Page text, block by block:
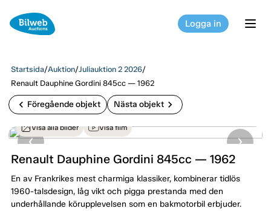
Logga in
Startsida/Auktion/Juliauktion 2 2026/
Renault Dauphine Gordini 845cc — 1962
chevron_left Föregående objekt Nästa objekt chevron_right
Visa alla bilder Visa film
Renault Dauphine Gordini 845cc — 1962
En av Frankrikes mest charmiga klassiker, kombinerar tidlös
1960-talsdesign, låg vikt och pigga prestanda med den
underhållande körupplevelsen som en bakmotorbil erbjuder.